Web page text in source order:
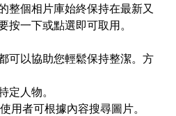
整個相片庫始終保持在最新又
按一下或點選即可取用。
可以協助您輕鬆保持整潔。方
定人物。
使用者可根據內容搜尋圖片。